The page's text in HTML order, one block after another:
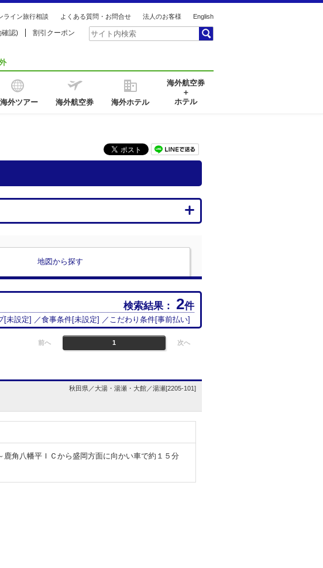
ライン旅行相談 よくある質問・お問合せ 法人のお客様 English
確認) 割引クーポン
海外ツアー 海外航空券 海外ホテル
海外航空券
＋
ホテル
地図から探す
検索結果： 2件
[未設定] ／食事条件[未設定] ／こだわり条件[事前払い]
前へ 1 次へ
秋田県／大湯・湯瀬・大館／湯瀬[2205-101]
鹿角八幡平ＩＣから盛岡方面に向かい車で約１５分